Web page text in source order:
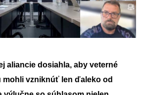
aliancie dosiahla, aby veterné
mohli vzniknúť len ďaleko od